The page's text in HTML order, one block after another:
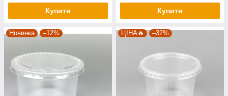
Купити Купити
Новинка –12% ЦІНА🔥 –32%